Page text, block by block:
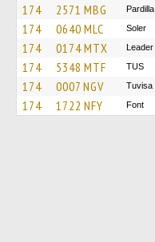
174 2571 MBG Pardilla
174 0640 MLC Soler
174 0174 MTX Leader
174 5348 MTF TUS
174 0007 NGV Tuvisa
174 1722 NFY Font